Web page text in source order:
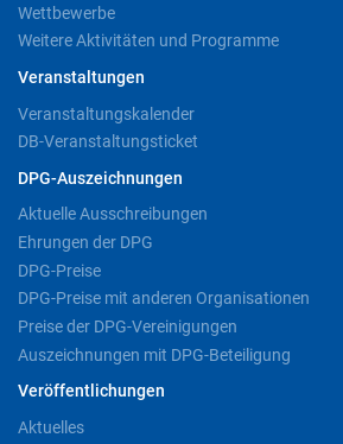
Wettbewerbe
Weitere Aktivitäten und Programme
Veranstaltungen
Veranstaltungskalender
DB-Veranstaltungsticket
DPG-Auszeichnungen
Aktuelle Ausschreibungen
Ehrungen der DPG
DPG-Preise
DPG-Preise mit anderen Organisationen
Preise der DPG-Vereinigungen
Auszeichnungen mit DPG-Beteiligung
Veröffentlichungen
Aktuelles